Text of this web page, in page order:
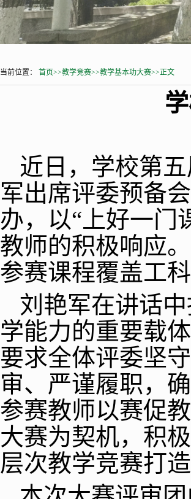
当前位置： 首页>>教学竞赛>>教学基本功大赛>>正文
近日，学校第
军出席评委预备
办，以“上好一门
教师的积极响应
参赛课程覆盖工
刘艳军在讲话
学能力的重要载
要求全体评委坚
审、严谨履职，
参赛教师以赛促
大赛为契机，积
层次教学竞赛打